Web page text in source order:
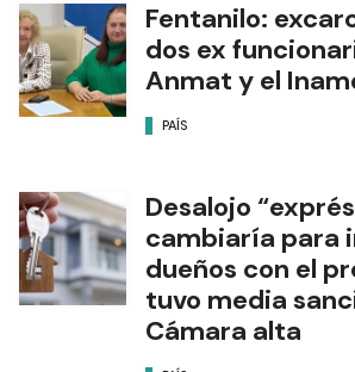
Fentanilo:
dos ex
Anmat y el
PAÍS
Desalojo
cambiaría para
dueños con el
tuvo media
Cámara alta